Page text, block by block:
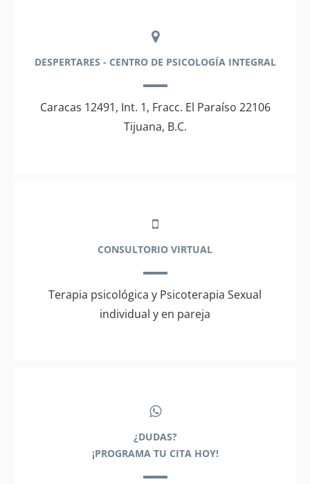
DESPERTARES - CENTRO DE PSICOLOGÍA INTEGRAL
Caracas 12491, Int. 1, Fracc. El Paraíso 22106
Tijuana, B.C.
CONSULTORIO VIRTUAL
Terapia psicológica y Psicoterapia Sexual
individual y en pareja
¿DUDAS?
¡PROGRAMA TU CITA HOY!